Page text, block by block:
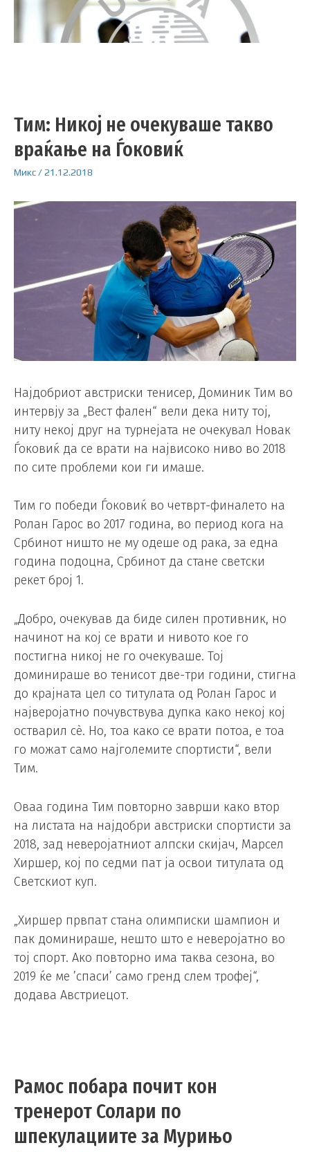
Тим: Никој не очекуваше такво
враќање на Ѓоковиќ
Микс/21.12.2018
Најдобриот австриски тенисер, Доминик Тим во
интервју за „Вест фален“ вели дека ниту тој,
ниту некој друг на турнејата не очекувал Новак
Ѓоковиќ да се врати на највисоко ниво во 2018
по сите проблеми кои ги имаше.
Тим го победи Ѓоковиќ во четврт-финалето на
Ролан Гарос во 2017 година, во период кога на
Србинот ништо не му одеше од рака, за една
година подоцна, Србинот да стане светски
рекет број 1.
„Добро, очекував да биде силен противник, но
начинот на кој се врати и нивото кое го
постигна никој не го очекуваше. Тој
доминираше во тенисот две-три години, стигна
до крајната цел со титулата од Ролан Гарос и
најверојатно почувствува дупка како некој кој
остварил сѐ. Но, тоа како се врати потоа, е тоа
го можат само најголемите спортисти“, вели
Тим.
Оваа година Тим повторно заврши како втор
на листата на најдобри австриски спортисти за
2018, зад неверојатниот алпски скијач, Марсел
Хиршер, кој по седми пат ја освои титулата од
Светскиот куп.
„Хиршер првпат стана олимписки шампион и
пак доминираше, нешто што е неверојатно во
тој спорт. Ако повторно има таква сезона, во
2019 ќе ме ’спаси’ само гренд слем трофеј“,
додава Австриецот.
Рамос побара почит кон
тренерот Солари по
шпекулациите за Мурињо